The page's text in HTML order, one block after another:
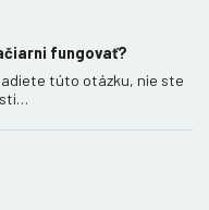
fungovať?
túto otázku, nie ste